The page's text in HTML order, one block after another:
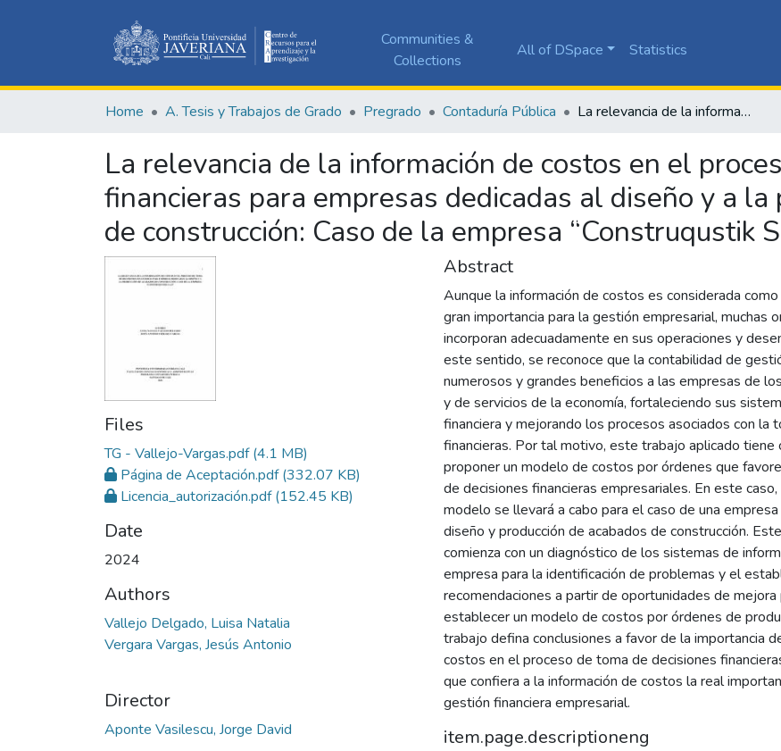
Communities &
Collections
All of DSpace Statistics
Home A. Tesis y Trabajos de Grado Pregrado Contaduría Pública La relevancia de la información de costos en el proceso de toma de decisiones financieras para empresas dedicadas al diseño y a la producción de acabados de construcción: Caso de la empresa “Construqustik S.A.S”
La relevancia de la información de costos en el
financieras para empresas dedicadas al diseño y a la
de construcción: Caso de la empresa “Construqustik
Files
TG - Vallejo-Vargas.pdf(4.1 MB)
Página de Aceptación.pdf(332.07 KB)
Licencia_autorización.pdf(152.45 KB)
Date
2024
Authors
Vallejo Delgado, Luisa Natalia
Vergara Vargas, Jesús Antonio
Director
Aponte Vasilescu, Jorge David
Abstract
Aunque la información de costos es considerada
gran importancia para la gestión empresarial, muchas
incorporan adecuadamente en sus operaciones y
este sentido, se reconoce que la contabilidad de
numerosos y grandes beneficios a las empresas de
y de servicios de la economía, fortaleciendo sus
financiera y mejorando los procesos asociados con la
financieras. Por tal motivo, este trabajo aplicado tiene
proponer un modelo de costos por órdenes que
de decisiones financieras empresariales. En este
modelo se llevará a cabo para el caso de una
diseño y producción de acabados de construcción.
comienza con un diagnóstico de los sistemas de
empresa para la identificación de problemas y el
recomendaciones a partir de oportunidades de
establecer un modelo de costos por órdenes de
trabajo defina conclusiones a favor de la importancia
costos en el proceso de toma de decisiones
que confiera a la información de costos la real
gestión financiera empresarial.
item.page.descriptioneng